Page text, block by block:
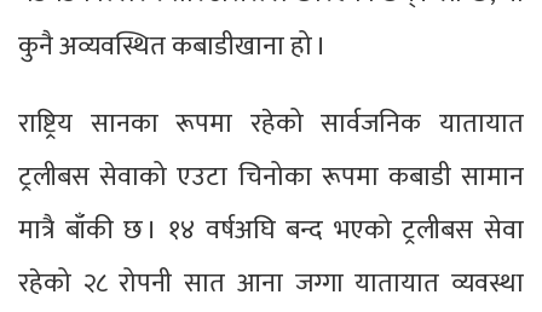
कुनै अव्यवस्थित कबाडीखाना हो ।
राष्ट्रिय सानका रूपमा रहेको सार्वजनिक यातायात
ट्रलीबस सेवाको एउटा चिनोका रूपमा कबाडी सामान
मात्रै बाँकी छ । १४ वर्षअघि बन्द भएको ट्रलीबस सेवा
रहेको २८ रोपनी सात आना जग्गा यातायात व्यवस्था